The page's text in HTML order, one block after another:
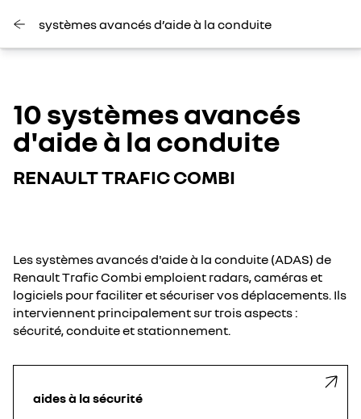
systèmes avancés d’aide à la conduite
10 systèmes avancés
d'aide à la conduite
RENAULT TRAFIC COMBI
Les systèmes avancés d'aide à la conduite (ADAS) de
Renault Trafic Combi emploient radars, caméras et
logiciels pour faciliter et sécuriser vos déplacements. Ils
interviennent principalement sur trois aspects :
sécurité, conduite et stationnement.
aides à la sécurité